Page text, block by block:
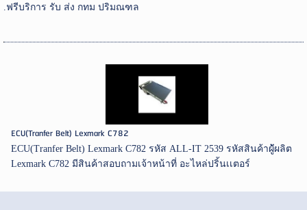
.ฟรีบริการ รับ ส่ง กทม ปริมณฑล
ECU(Tranfer Belt) Lexmark C782
ECU(Tranfer Belt) Lexmark C782 รหัส ALL-IT 2539 รหัสสินค้าผู้ัผลิต
Lexmark C782 มีสินค้าสอบถามเจ้าหน้าที่ อะไหล่ปริ้นเเตอร์